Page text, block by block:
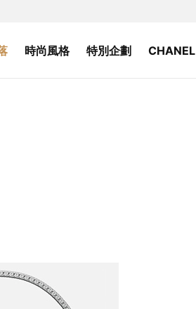
時尚風格 特別企劃 CHANEL